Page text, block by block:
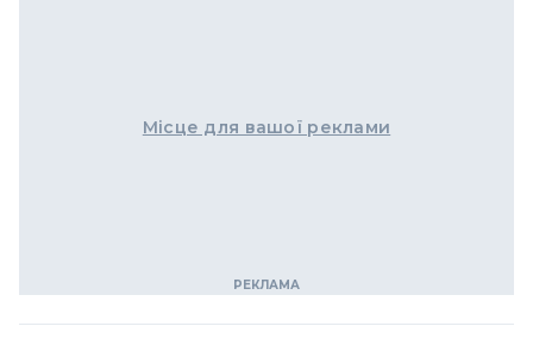
Місце для вашої реклами